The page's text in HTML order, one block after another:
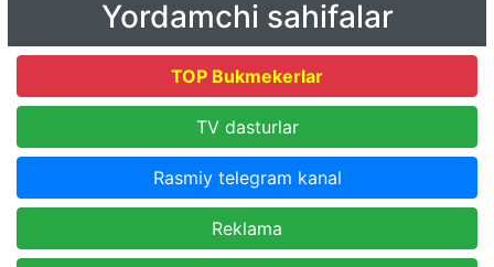
Yordamchi sahifalar
TOP Bukmekerlar
TV dasturlar
Rasmiy telegram kanal
Reklama